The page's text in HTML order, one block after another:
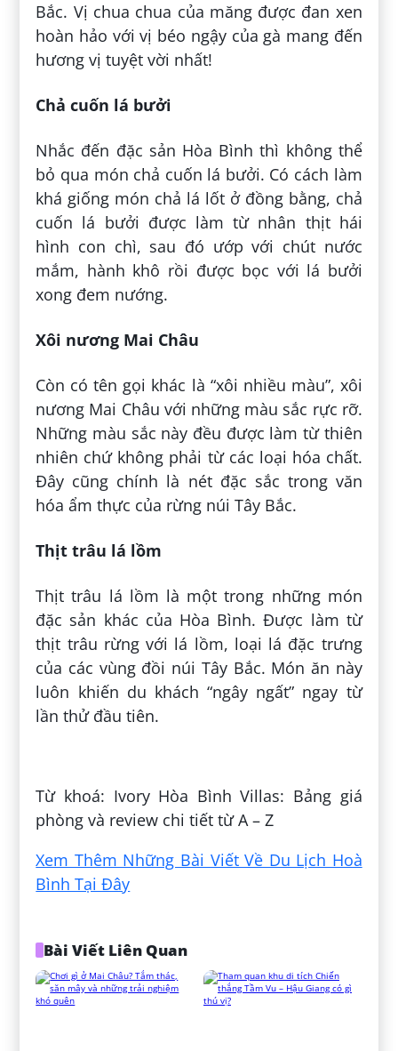
Bắc. Vị chua chua của măng được đan xen
hoàn hảo với vị béo ngậy của gà mang đến
hương vị tuyệt vời nhất!
Chả cuốn lá bưởi
Nhắc đến đặc sản Hòa Bình thì không thể
bỏ qua món chả cuốn lá bưởi. Có cách làm
khá giống món chả lá lốt ở đồng bằng, chả
cuốn lá bưởi được làm từ nhân thịt hái
hình con chì, sau đó ướp với chút nước
mắm, hành khô rồi được bọc với lá bưởi
xong đem nướng.
Xôi nương Mai Châu
Còn có tên gọi khác là “xôi nhiều màu”, xôi
nương Mai Châu với những màu sắc rực rỡ.
Những màu sắc này đều được làm từ thiên
nhiên chứ không phải từ các loại hóa chất.
Đây cũng chính là nét đặc sắc trong văn
hóa ẩm thực của rừng núi Tây Bắc.
Thịt trâu lá lồm
Thịt trâu lá lồm là một trong những món
đặc sản khác của Hòa Bình. Được làm từ
thịt trâu rừng với lá lồm, loại lá đặc trưng
của các vùng đồi núi Tây Bắc. Món ăn này
luôn khiến du khách “ngây ngất” ngay từ
lần thử đầu tiên.
Từ khoá: Ivory Hòa Bình Villas: Bảng giá
phòng và review chi tiết từ A – Z
Xem Thêm Những Bài Viết Về Du Lịch Hoà
Bình Tại Đây
Bài Viết Liên Quan